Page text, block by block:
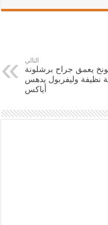
التالي
يعمق جراح برشلونة
نظيفة وليفربول يدهس
أياكس